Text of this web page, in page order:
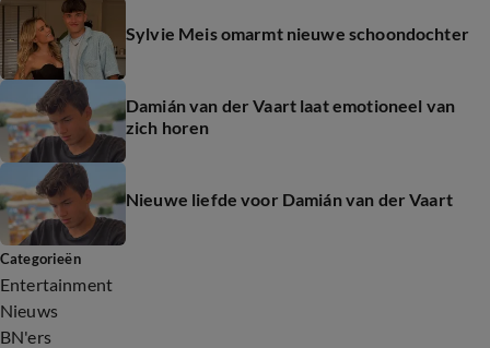
Sylvie Meis omarmt nieuwe schoondochter
Damián van der Vaart laat emotioneel van
zich horen
Nieuwe liefde voor Damián van der Vaart
Categorieën
Entertainment
Nieuws
BN'ers